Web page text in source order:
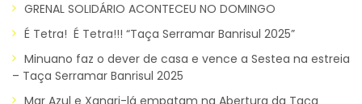
GRENAL SOLIDÁRIO ACONTECEU NO DOMINGO
É Tetra! É Tetra!!! “Taça Serramar Banrisul 2025”
Minuano faz o dever de casa e vence a Sestea na estreia
– Taça Serramar Banrisul 2025
Mar Azul e Xangri-lá empatam na Abertura da Taça